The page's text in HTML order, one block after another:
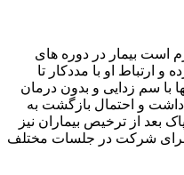
است بیمار در دوره های
ارتباط او با مددکار تا
با سم زدایی و بدون درمان
و احتمال بازگشت به
بعد از ترخیص بیماران نیز
برای شرکت در جلسات مختلف